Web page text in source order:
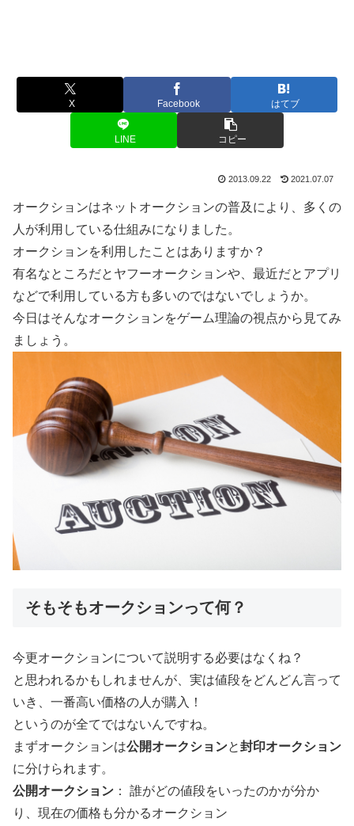
X Facebook はてブ
LINE コピー
2013.09.22 2021.07.07
オークションはネットオークションの普及により、多くの
人が利用している仕組みになりました。
オークションを利用したことはありますか？
有名なところだとヤフーオークションや、最近だとアプリ
などで利用している方も多いのではないでしょうか。
今日はそんなオークションをゲーム理論の視点から見てみ
ましょう。
そもそもオークションって何？
今更オークションについて説明する必要はなくね？
と思われるかもしれませんが、実は値段をどんどん言って
いき、一番高い価格の人が購入！
というのが全てではないんですね。
まずオークションは公開オークションと封印オークション
に分けられます。
公開オークション ： 誰がどの値段をいったのかが分か
り、現在の価格も分かるオークション